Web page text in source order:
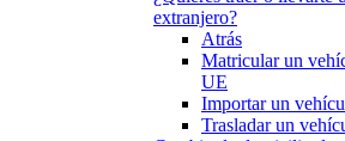
extranjero?
Atrás
Matricular un
UE
Importar un
Trasladar un